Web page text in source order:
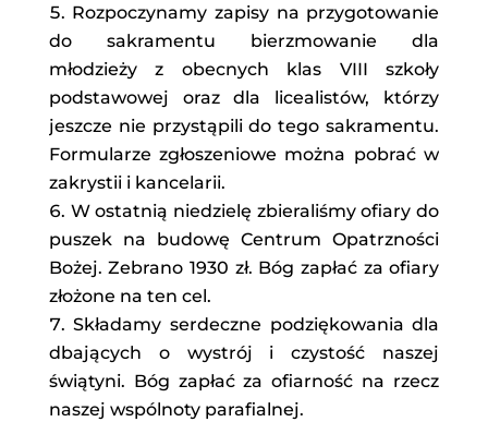
Rozpoczynamy zapisy na przygotowanie
do sakramentu bierzmowanie dla
młodzieży z obecnych klas VIII szkoły
podstawowej oraz dla licealistów, którzy
jeszcze nie przystąpili do tego sakramentu.
Formularze zgłoszeniowe można pobrać w
zakrystii i kancelarii.
W ostatnią niedzielę zbieraliśmy ofiary do
puszek na budowę Centrum Opatrzności
Bożej. Zebrano 1930 zł. Bóg zapłać za ofiary
złożone na ten cel.
Składamy serdeczne podziękowania dla
dbających o wystrój i czystość naszej
świątyni. Bóg zapłać za ofiarność na rzecz
naszej wspólnoty parafialnej.